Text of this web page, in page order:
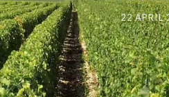
22 APRIL